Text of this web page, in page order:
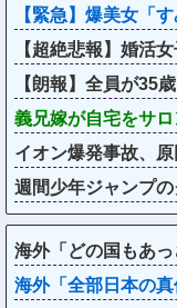
【緊急】爆美女「
【超絶悲報】婚活
【朗報】全員が35
義兄嫁が自宅をサ
イオン爆発事故、
週間少年ジャンプ
海外「どの国もあ
海外「全部日本の